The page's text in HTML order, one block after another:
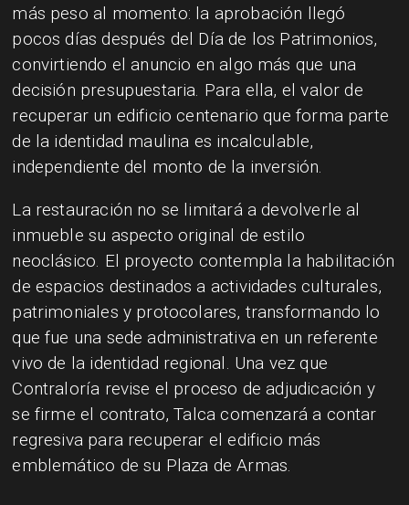
más peso al momento: la aprobación llegó
pocos días después del Día de los Patrimonios,
convirtiendo el anuncio en algo más que una
decisión presupuestaria. Para ella, el valor de
recuperar un edificio centenario que forma parte
de la identidad maulina es incalculable,
independiente del monto de la inversión.
La restauración no se limitará a devolverle al
inmueble su aspecto original de estilo
neoclásico. El proyecto contempla la habilitación
de espacios destinados a actividades culturales,
patrimoniales y protocolares, transformando lo
que fue una sede administrativa en un referente
vivo de la identidad regional. Una vez que
Contraloría revise el proceso de adjudicación y
se firme el contrato, Talca comenzará a contar
regresiva para recuperar el edificio más
emblemático de su Plaza de Armas.